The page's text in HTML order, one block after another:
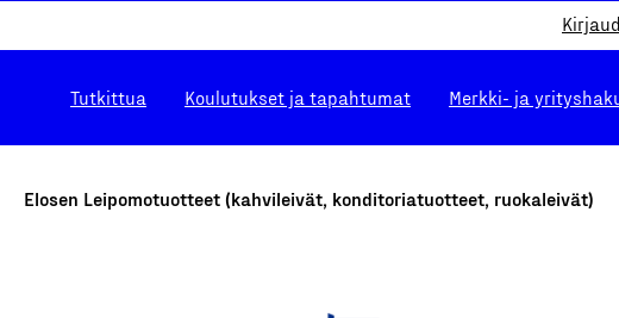
Tutkittua Koulutukset ja tapahtumat Merkki- ja
Elosen Leipomotuotteet (kahvileivät, konditoriatuotteet, ruokaleivät)